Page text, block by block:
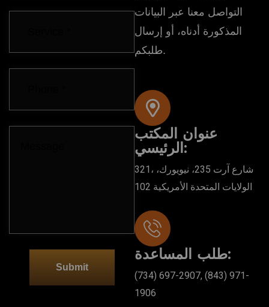
Submit
التواصل معنا عبر البيانات
المذكورة أدناه، أو إرسال
طلبكم.
عنوان المكتب
الرئيسي:
321، شارع آرت 235، نيويورك،
الولايات المتحدة الأمريكية 102
طلب المساعدة:
(734) 697-2907, (843) 971-
1906